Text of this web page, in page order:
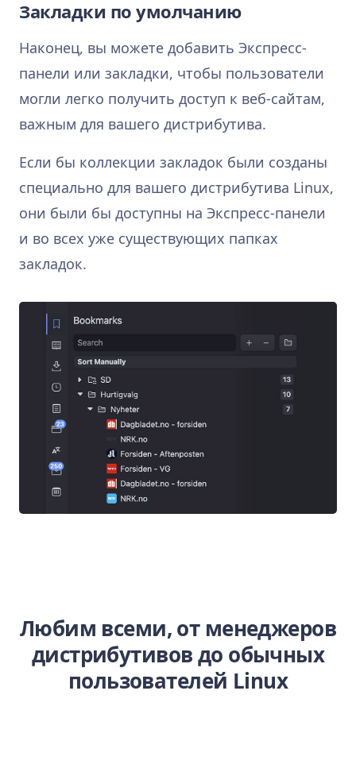
Закладки по умолчанию
Наконец, вы можете добавить Экспресс-
панели или закладки, чтобы пользователи
могли легко получить доступ к веб-сайтам,
важным для вашего дистрибутива.
Если бы коллекции закладок были созданы
специально для вашего дистрибутива Linux,
они были бы доступны на Экспресс-панели
и во всех уже существующих папках
закладок.
Любим всеми, от менеджеров
дистрибутивов до обычных
пользователей Linux